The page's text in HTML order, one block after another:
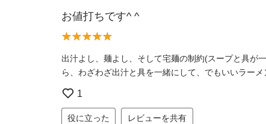
お値打ちです^ ^
出汁よし、麺よし、そして宅麺の制約(スープと具
ら、わざわざ出汁と具を一緒にして、でもいいラー
1
役に立った レビューを共有